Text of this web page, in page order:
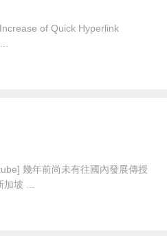
of Quick Hyperlink
幾年前尚未有往國內發展傳授
坡 ...